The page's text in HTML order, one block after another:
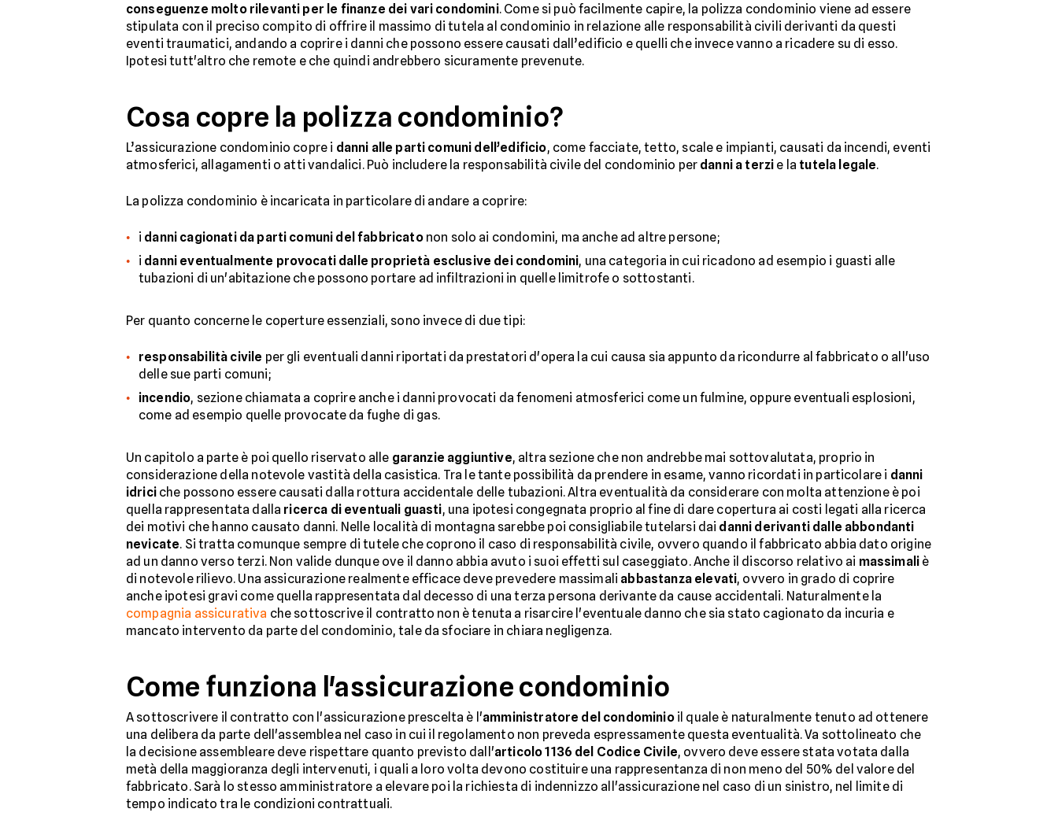
conseguenze molto rilevanti per le finanze dei vari condomini. Come si può facilmente capire, la polizza condominio viene ad essere
stipulata con il preciso compito di offrire il massimo di tutela al condominio in relazione alle responsabilità civili derivanti da questi
eventi traumatici, andando a coprire i danni che possono essere causati dall’edificio e quelli che invece vanno a ricadere su di esso.
Ipotesi tutt'altro che remote e che quindi andrebbero sicuramente prevenute.
Cosa copre la polizza condominio?
L’assicurazione condominio copre i danni alle parti comuni dell’edificio, come facciate, tetto, scale e impianti, causati da incendi, eventi
atmosferici, allagamenti o atti vandalici. Può includere la responsabilità civile del condominio per danni a terzi e la tutela legale.
La polizza condominio è incaricata in particolare di andare a coprire:
i danni cagionati da parti comuni del fabbricatonon solo ai condomini, ma anche ad altre persone;
i danni eventualmente provocati dalle proprietà esclusive dei condomini, una categoria in cui ricadono ad esempio i guasti alle
tubazioni di un'abitazione che possono portare ad infiltrazioni in quelle limitrofe o sottostanti.
Per quanto concerne le coperture essenziali, sono invece di due tipi:
responsabilità civile per gli eventuali danni riportati da prestatori d'opera la cui causa sia appunto da ricondurre al fabbricato o all'uso
delle sue parti comuni;
incendio, sezione chiamata a coprire anche i danni provocati da fenomeni atmosferici come un fulmine, oppure eventuali esplosioni,
come ad esempio quelle provocate da fughe di gas.
Un capitolo a parte è poi quello riservato alle garanzie aggiuntive, altra sezione che non andrebbe mai sottovalutata, proprio in
considerazione della notevole vastità della casistica. Tra le tante possibilità da prendere in esame, vanno ricordati in particolare i danni
idriciche possono essere causati dalla rottura accidentale delle tubazioni. Altra eventualità da considerare con molta attenzione è poi
quella rappresentata dalla ricerca di eventuali guasti, una ipotesi congegnata proprio al fine di dare copertura ai costi legati alla ricerca
dei motivi che hanno causato danni. Nelle località di montagna sarebbe poi consigliabile tutelarsi dai danni derivanti dalle abbondanti
nevicate. Si tratta comunque sempre di tutele che coprono il caso di responsabilità civile, ovvero quando il fabbricato abbia dato origine
ad un danno verso terzi. Non valide dunque ove il danno abbia avuto i suoi effetti sul caseggiato. Anche il discorso relativo ai massimali è
di notevole rilievo. Una assicurazione realmente efficace deve prevedere massimali abbastanza elevati, ovvero in grado di coprire
anche ipotesi gravi come quella rappresentata dal decesso di una terza persona derivante da cause accidentali. Naturalmente la
compagnia assicurativa che sottoscrive il contratto non è tenuta a risarcire l'eventuale danno che sia stato cagionato da incuria e
mancato intervento da parte del condominio, tale da sfociare in chiara negligenza.
Come funziona l'assicurazione condominio
A sottoscrivere il contratto con l'assicurazione prescelta è l'amministratore del condominioil quale è naturalmente tenuto ad ottenere
una delibera da parte dell'assemblea nel caso in cui il regolamento non preveda espressamente questa eventualità. Va sottolineato che
la decisione assembleare deve rispettare quanto previsto dall'articolo 1136 del Codice Civile, ovvero deve essere stata votata dalla
metà della maggioranza degli intervenuti, i quali a loro volta devono costituire una rappresentanza di non meno del 50% del valore del
fabbricato. Sarà lo stesso amministratore a elevare poi la richiesta di indennizzo all'assicurazione nel caso di un sinistro, nel limite di
tempo indicato tra le condizioni contrattuali.